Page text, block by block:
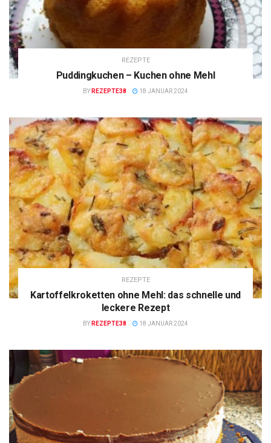
REZEPTE
Puddingkuchen – Kuchen ohne Mehl
BY REZEPTE38 18 JANUAR 2024
REZEPTE
Kartoffelkroketten ohne Mehl: das schnelle und
leckere Rezept
BY REZEPTE38 18 JANUAR 2024